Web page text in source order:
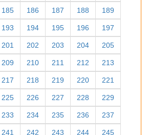
185 186 187 188 189
193 194 195 196 197
201 202 203 204 205
209 210 211 212 213
217 218 219 220 221
225 226 227 228 229
233 234 235 236 237
241 242 243 244 245